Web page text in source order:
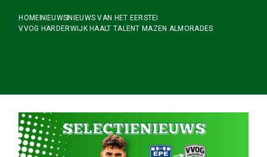
HOME NIEUWS NIEUWS VAN HET EERSTE
VVOG HARDERWIJK HAALT TALENT MAZEN ALMORADES